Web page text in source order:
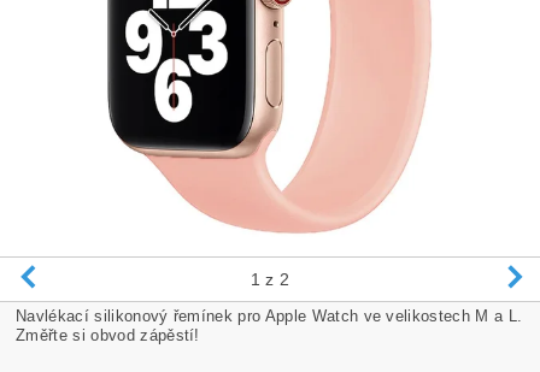
1 z 2
Navlékací silikonový řemínek pro Apple Watch ve velikostech M a L.
Změřte si obvod zápěstí!